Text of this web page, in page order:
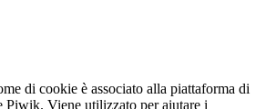
di cookie è associato alla piattaforma di
Piwik. Viene utilizzato per aiutare i